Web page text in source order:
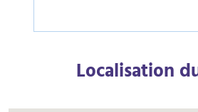
Localisation